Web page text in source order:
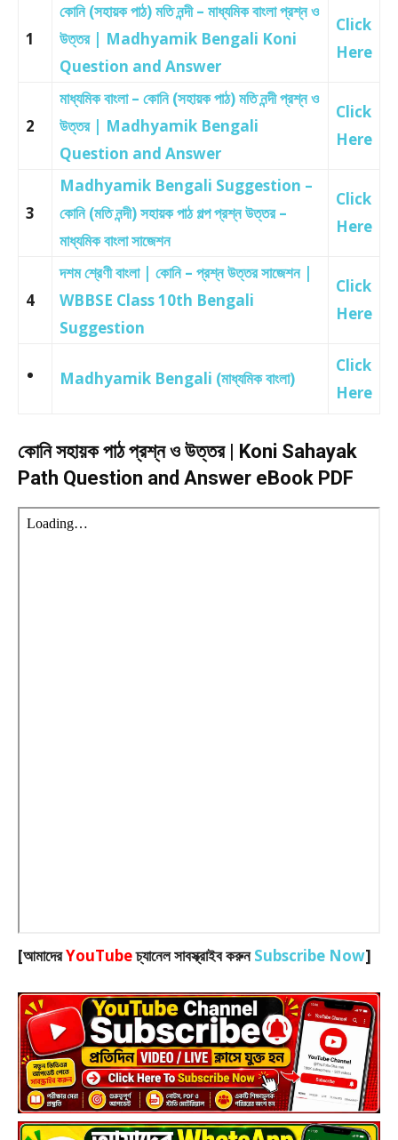
1
কোনি (সহায়ক পাঠ) মতি নন্দী – মাধ্যমিক বাংলা প্রশ্ন ও
উত্তর | Madhyamik Bengali Koni
Question and Answer
Click
Here
2
মাধ্যমিক বাংলা – কোনি (সহায়ক পাঠ) মতি নন্দী প্রশ্ন ও
উত্তর | Madhyamik Bengali
Question and Answer
Click
Here
3
Madhyamik Bengali Suggestion –
কোনি (মতি নন্দী) সহায়ক পাঠ গল্প প্রশ্ন উত্তর –
মাধ্যমিক বাংলা সাজেশন
Click
Here
4
দশম শ্রেণী বাংলা | কোনি – প্রশ্ন উত্তর সাজেশন |
WBBSE Class 10th Bengali
Suggestion
Click
Here
Madhyamik Bengali (মাধ্যমিক বাংলা)
Click
Here
কোনি সহায়ক পাঠ প্রশ্ন ও উত্তর | Koni Sahayak
Path Question and Answer eBook PDF
[আমাদেরYouTubeচ্যানেল সাবস্ক্রাইব করুনSubscribe Now]